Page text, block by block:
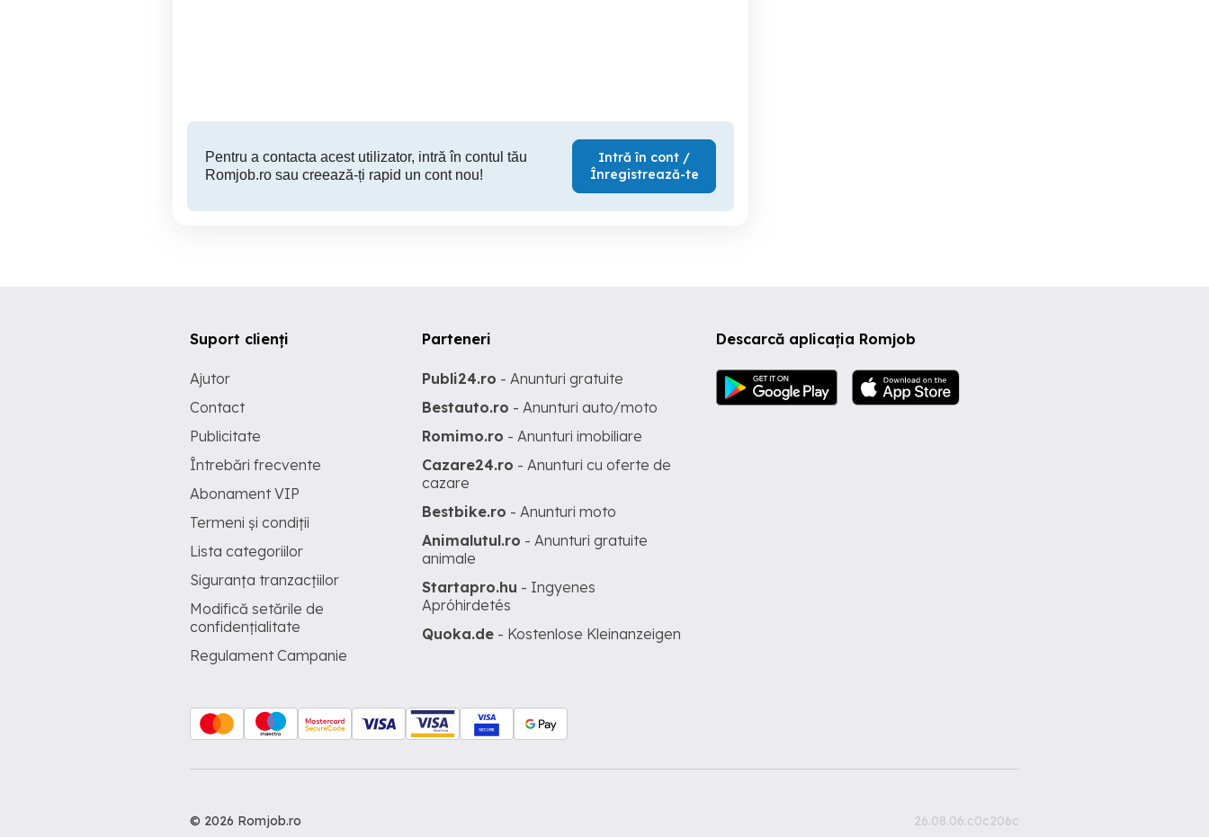
Pentru a contacta acest utilizator, intră în contul tău
Romjob.ro sau creează-ți rapid un cont nou!
Intră în cont /
Înregistrează-te
Descarcă aplicația Romjob
Suport clienți
Ajutor
Contact
Publicitate
Întrebări frecvente
Abonament VIP
Termeni și condiții
Lista categoriilor
Siguranța tranzacțiilor
Modifică setările de
confidențialitate
Regulament Campanie
Parteneri
Publi24.ro - Anunturi gratuite
Bestauto.ro - Anunturi auto/moto
Romimo.ro - Anunturi imobiliare
Cazare24.ro - Anunturi cu oferte de
cazare
Bestbike.ro - Anunturi moto
Animalutul.ro - Anunturi gratuite
animale
Startapro.hu - Ingyenes
Apróhirdetés
Quoka.de - Kostenlose Kleinanzeigen
© 2026 Romjob.ro 26.08.06.c0c206c